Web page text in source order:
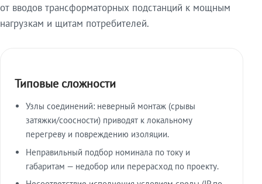
от вводов трансформаторных подстанций к мощным
нагрузкам и щитам потребителей.
Типовые сложности
Узлы соединений: неверный монтаж (срывы
затяжки/соосности) приводят к локальному
перегреву и повреждению изоляции.
Неправильный подбор номинала по току и
габаритам — недобор или перерасход по проекту.